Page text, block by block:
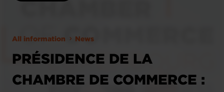
All information News
PRÉSIDENCE DE LA
CHAMBRE DE COMMERCE :